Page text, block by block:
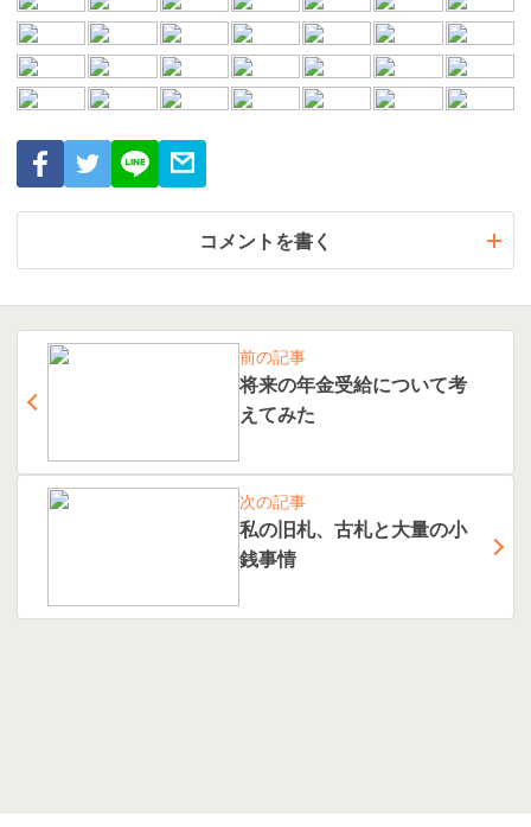
コメントを書く
前の記事
将来の年金受給について考
えてみた
次の記事
私の旧札、古札と大量の小
銭事情